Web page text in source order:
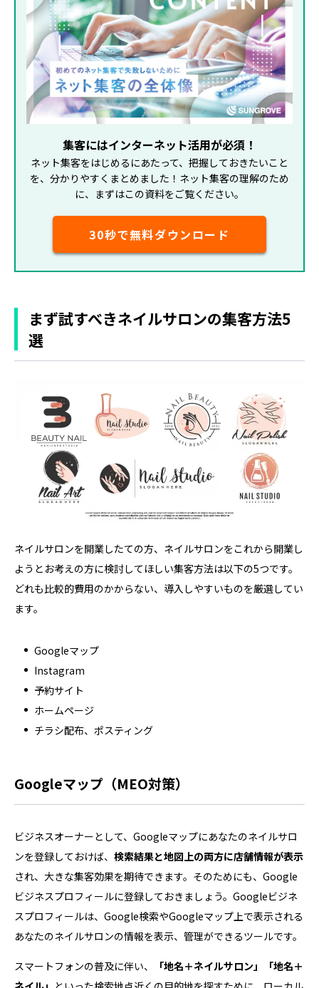
集客にはインターネット活用が必須！
ネット集客をはじめるにあたって、把握しておきたいこと
を、分かりやすくまとめました！ネット集客の理解のため
に、まずはこの資料をご覧ください。
30秒で無料ダウンロード
まず試すべきネイルサロンの集客方法5
選
ネイルサロンを開業したての方、ネイルサロンをこれから開業し
ようとお考えの方に検討してほしい集客方法は以下の5つです。
どれも比較的費用のかからない、導入しやすいものを厳選してい
ます。
Googleマップ
Instagram
予約サイト
ホームページ
チラシ配布、ポスティング
Googleマップ（MEO対策）
ビジネスオーナーとして、Googleマップにあなたのネイルサロ
ンを登録しておけば、 検索結果と地図上の両方に店舗情報が表示
され、大きな集客効果を期待できます。そのためにも、Google
ビジネスプロフィールに登録しておきましょう。Googleビジネ
スプロフィールは、Google検索やGoogleマップ上で表示される
あなたのネイルサロンの情報を表示、管理ができるツールです。
スマートフォンの普及に伴い、
「地名＋ネイルサロン」「地名＋